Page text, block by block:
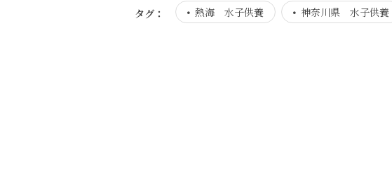
タグ： 熱海 水子供養 神奈川県 水子供養